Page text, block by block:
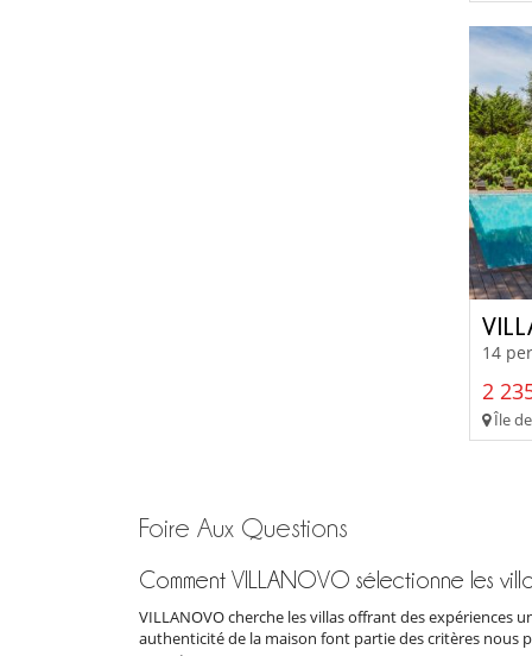
14
2
Île de
Foire Aux Questions
Comment VILLANOVO sélectionne les
VILLANOVO cherche les villas offrant des expériences
authenticité de la maison font partie des critères nous